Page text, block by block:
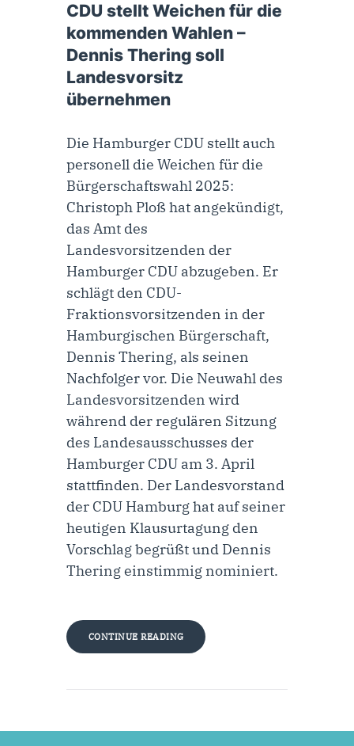
CDU stellt Weichen für die
kommenden Wahlen –
Dennis Thering soll
Landesvorsitz
übernehmen
Die Hamburger CDU stellt auch
personell die Weichen für die
Bürgerschaftswahl 2025:
Christoph Ploß hat angekündigt,
das Amt des
Landesvorsitzenden der
Hamburger CDU abzugeben. Er
schlägt den CDU-
Fraktionsvorsitzenden in der
Hamburgischen Bürgerschaft,
Dennis Thering, als seinen
Nachfolger vor. Die Neuwahl des
Landesvorsitzenden wird
während der regulären Sitzung
des Landesausschusses der
Hamburger CDU am 3. April
stattfinden. Der Landesvorstand
der CDU Hamburg hat auf seiner
heutigen Klausurtagung den
Vorschlag begrüßt und Dennis
Thering einstimmig nominiert.
CONTINUE READING